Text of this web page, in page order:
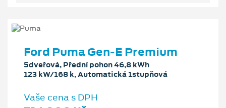
Ford Puma Gen-E Premium
5dveřová, Přední pohon 46,8 kWh
123 kW/168 k, Automatická 1stupňová
Vaše cena s DPH